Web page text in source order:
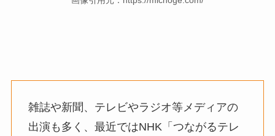
雑誌や新聞、テレビやラジオ等メディアの
出演も多く、最近ではNHK「つながるテレ